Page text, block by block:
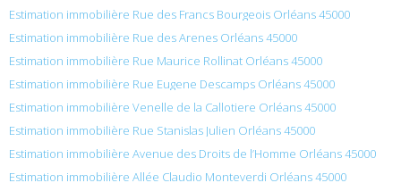
Estimation immobilière Rue des Francs Bourgeois Orléans 45000
Estimation immobilière Rue des Arenes Orléans 45000
Estimation immobilière Rue Maurice Rollinat Orléans 45000
Estimation immobilière Rue Eugene Descamps Orléans 45000
Estimation immobilière Venelle de la Callotiere Orléans 45000
Estimation immobilière Rue Stanislas Julien Orléans 45000
Estimation immobilière Avenue des Droits de l’Homme Orléans 45000
Estimation immobilière Allée Claudio Monteverdi Orléans 45000